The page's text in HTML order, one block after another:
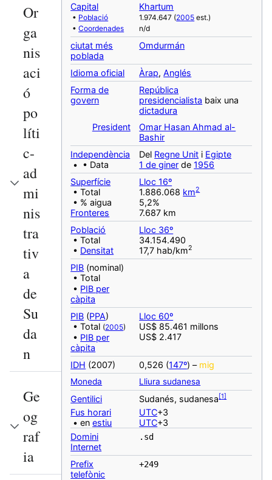
Capital
• Població
•Coordenades
Khartum
1.974.647 (2005 est.)
n/d
ciutat més
poblada
Omdurmán
Idioma oficial Àrap,Anglés
Forma de
govern
República
presidencialista baix una
dictadura
President
Omar Hasan Ahmad al-
Bashir
Independència
• • Data
Del Regne Unit i Egipte
1 de giner de1956
Superfície
• Total
• % aigua
Fronteres
Lloc 16º
1.886.068 km2
5,2%
7.687 km
Població
• Total
• Densitat
Lloc 36º
34.154.490
17,7 hab/km2
PIB (nominal)
• Total
• PIB per
càpita
PIB (PPA)
• Total (2005)
• PIB per
càpita
Lloc 60º
US$ 85.461 millons
US$ 2.417
IDH (2007) 0,526 (147º) – mig
Moneda Lliura sudanesa
‎Gentilici Sudanés, sudanesa[1]
Fus horari
• enestiu
UTC+3
UTC+3
Domini
Internet
.sd
Prefix
telefònic
+249
Or
ga
nis
aci
ó
po
líti
c-
ad
mi
nis
tra
tiv
a
de
Su
da
n
Ge
og
raf
ia